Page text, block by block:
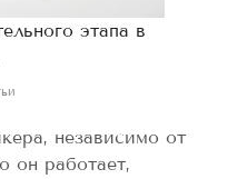
этапа в
независимо от
он работает,